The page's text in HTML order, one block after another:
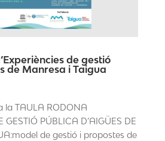
de gestió
de Manresa i Taigua
la TAULA RODONA
GESTIÓ PÚBLICA D’AIGÜES DE
de gestió i propostes de